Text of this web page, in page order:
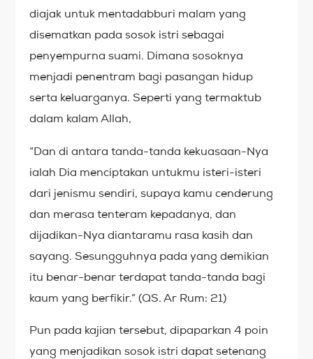
diajak untuk mentadabburi malam yang
disematkan pada sosok istri sebagai
penyempurna suami. Dimana sosoknya
menjadi penentram bagi pasangan hidup
serta keluarganya. Seperti yang termaktub
dalam kalam Allah,
“Dan di antara tanda-tanda kekuasaan-Nya
ialah Dia menciptakan untukmu isteri-isteri
dari jenismu sendiri, supaya kamu cenderung
dan merasa tenteram kepadanya, dan
dijadikan-Nya diantaramu rasa kasih dan
sayang. Sesungguhnya pada yang demikian
itu benar-benar terdapat tanda-tanda bagi
kaum yang berfikir.” (QS. Ar Rum: 21)
Pun pada kajian tersebut, dipaparkan 4 poin
yang menjadikan sosok istri dapat setenang